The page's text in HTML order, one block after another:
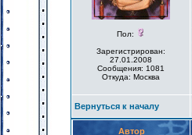
Пол:
Зарегистрирован:
27.01.2008
Сообщения: 1081
Откуда: Москва
Вернуться к началу
Автор